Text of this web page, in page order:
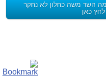
השר משה כחלון לא נחקר
כאן